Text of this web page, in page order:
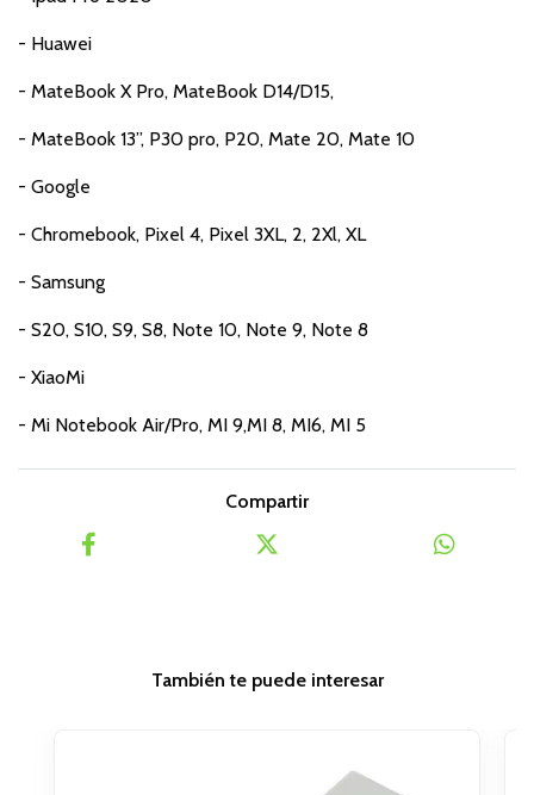
- Huawei
- MateBook X Pro, MateBook D14/D15,
- MateBook 13”, P30 pro, P20, Mate 20, Mate 10
- Google
- Chromebook, Pixel 4, Pixel 3XL, 2, 2Xl, XL
- Samsung
- S20, S10, S9, S8, Note 10, Note 9, Note 8
- XiaoMi
- Mi Notebook Air/Pro, MI 9,MI 8, MI6, MI 5
Compartir
También te puede interesar